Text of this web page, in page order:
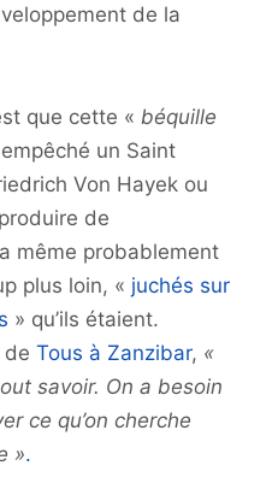
de la
que cette « béquille
empêché un Saint
Von Hayek ou
de
même probablement
plus loin, « juchés sur
» qu’ils étaient.
de Tous à Zanzibar, «
savoir. On a besoin
ce qu’on cherche
».